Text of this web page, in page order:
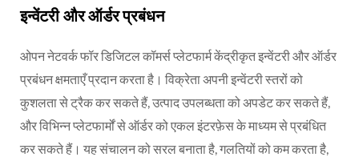
इन्वेंटरी और ऑर्डर प्रबंधन
ओपन नेटवर्क फॉर डिजिटल कॉमर्स प्लेटफार्म केंद्रीकृत इन्वेंटरी और ऑर्डर
प्रबंधन क्षमताएँ प्रदान करता है। विक्रेता अपनी इन्वेंटरी स्तरों को
कुशलता से ट्रैक कर सकते हैं, उत्पाद उपलब्धता को अपडेट कर सकते हैं,
और विभिन्न प्लेटफार्मों से ऑर्डर को एकल इंटरफ़ेस के माध्यम से प्रबंधित
कर सकते हैं। यह संचालन को सरल बनाता है, गलतियों को कम करता है,